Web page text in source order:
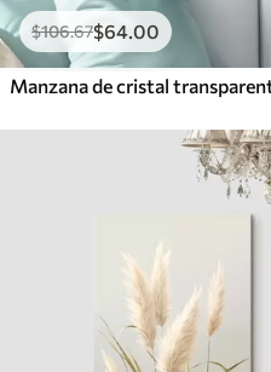
$106.67$64.00